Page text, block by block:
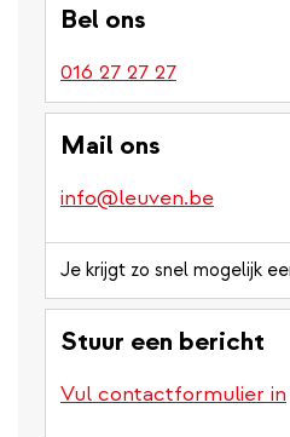
Bel ons
016 27 27 27
Mail ons
info@leuven.be
Je krijgt zo snel mogelijk
Stuur een bericht
Vul contactformulier in